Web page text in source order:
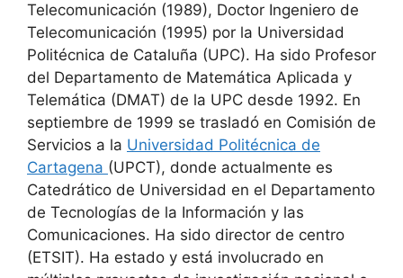
Telecomunicación (1989), Doctor Ingeniero de
Telecomunicación (1995) por la Universidad
Politécnica de Cataluña (UPC). Ha sido Profesor
del Departamento de Matemática Aplicada y
Telemática (DMAT) de la UPC desde 1992. En
septiembre de 1999 se trasladó en Comisión de
Servicios a la Universidad Politécnica de
Cartagena (UPCT), donde actualmente es
Catedrático de Universidad en el Departamento
de Tecnologías de la Información y las
Comunicaciones. Ha sido director de centro
(ETSIT). Ha estado y está involucrado en